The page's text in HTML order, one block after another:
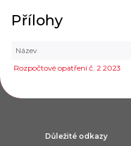
Přílohy
Název
Rozpočtové opatření č. 2 2023
Důležité odkazy